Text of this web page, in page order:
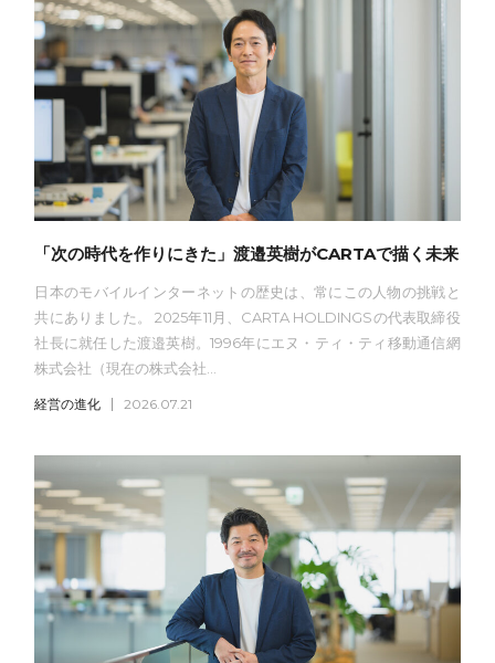
「次の時代を作りにきた」渡邉英樹がCARTAで描く未来
日本のモバイルインターネットの歴史は、常にこの人物の挑戦と
共にありました。 2025年11月、CARTA HOLDINGSの代表取締役
社長に就任した渡邉英樹。1996年にエヌ・ティ・ティ移動通信網
株式会社（現在の株式会社...
経営の進化 2026.07.21